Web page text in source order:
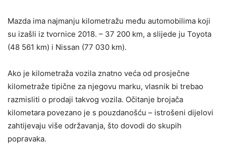
Mazda ima najmanju kilometražu među automobilima koji
su izašli iz tvornice 2018. – 37 200 km, a slijede ju Toyota
(48 561 km) i Nissan (77 030 km).
Ako je kilometraža vozila znatno veća od prosječne
kilometraže tipične za njegovu marku, vlasnik bi trebao
razmisliti o prodaji takvog vozila. Očitanje brojača
kilometara povezano je s pouzdanošću – istrošeni dijelovi
zahtijevaju više održavanja, što dovodi do skupih
popravaka.